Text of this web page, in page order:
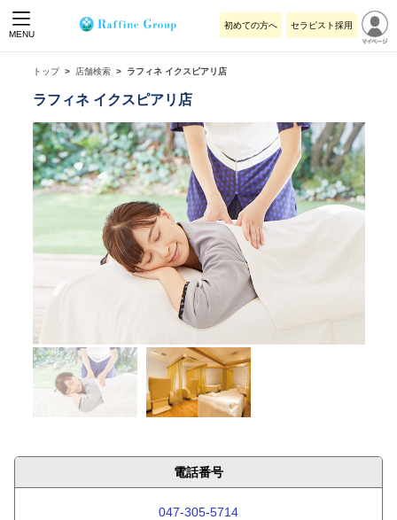
MENU
初めての方へ セラピスト採用
トップ 店舗検索 ラフィネ イクスピアリ店
ラフィネ イクスピアリ店
電話番号
047-305-5714